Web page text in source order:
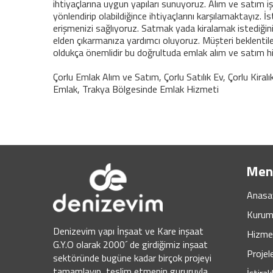
ihtiyaçlarına uygun yapıları sunuyoruz. Alım ve satım
yönlendirip olabildiğince ihtiyaçlarını karşılamaktayız.
erişmenizi sağlıyoruz. Satmak yada kiralamak
elden çıkarmanıza yardımcı oluyoruz. Müşteri
oldukça önemlidir bu doğrultuda emlak alım ve satım
Çorlu Emlak Alım ve Satım, Çorlu Satılık Ev, Çorlu
Emlak, Trakya Bölgesinde Emlak Hizmeti
Denizevim yapı İnşaat ve Kare inşaat
G.Y.O olarak 2000´ de girdiğimiz inşaat
sektöründe bugüne kadar birçok projeyi